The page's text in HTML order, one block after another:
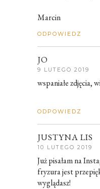
Marcin
ODPOWIEDZ
JO
9 LUTEGO 2019
wspaniałe zdjęcia,
ODPOWIEDZ
JUSTYNA LIS
10 LUTEGO 2019
Już pisałam na
fryzura jest
wyglądasz!